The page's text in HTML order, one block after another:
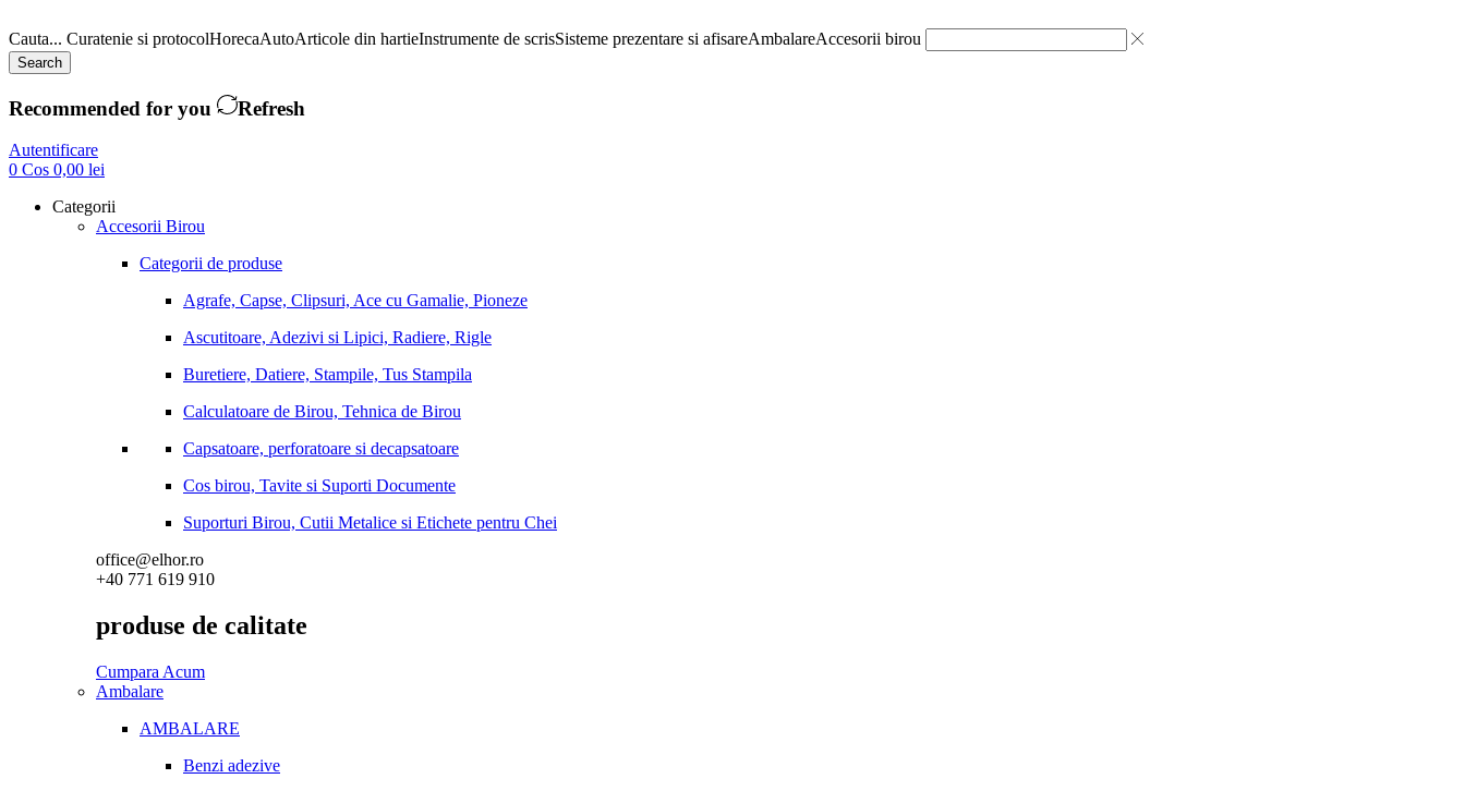
Cauta... Curatenie si protocolHorecaAutoArticole din hartieInstrumente de scrisSisteme prezentare si afisareAmbalareAccesorii birou
Search
Recommended for you Refresh
Autentificare
0 Cos 0,00 lei
Categorii
Accesorii Birou
Categorii de produse
Agrafe, Capse, Clipsuri, Ace cu Gamalie, Pioneze
Ascutitoare, Adezivi si Lipici, Radiere, Rigle
Buretiere, Datiere, Stampile, Tus Stampila
Calculatoare de Birou, Tehnica de Birou
Capsatoare, perforatoare si decapsatoare
Cos birou, Tavite si Suporti Documente
Suporturi Birou, Cutii Metalice si Etichete pentru Chei
office@elhor.ro
+40 771 619 910
produse de calitate
Cumpara Acum
Ambalare
AMBALARE
Benzi adezive